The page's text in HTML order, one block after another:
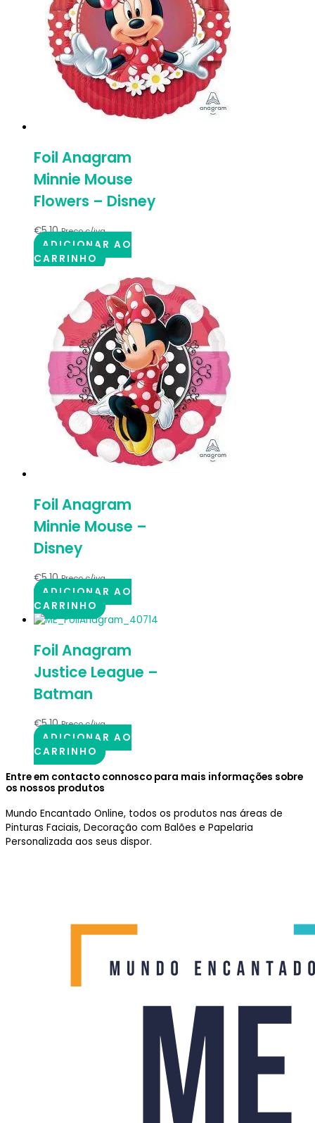
Foil Anagram
Minnie Mouse
Flowers – Disney
€5.10 Preço c/iva
ADICIONAR AO
CARRINHO
Foil Anagram
Minnie Mouse –
Disney
€5.10 Preço c/iva
ADICIONAR AO
CARRINHO
Foil Anagram
Justice League –
Batman
€5.10 Preço c/iva
ADICIONAR AO
CARRINHO
Entre em contacto connosco para mais informações sobre
os nossos produtos
Mundo Encantado Online, todos os produtos nas áreas de
Pinturas Faciais, Decoração com Balões e Papelaria
Personalizada aos seus dispor.